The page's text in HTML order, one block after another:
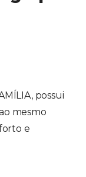
possui
mesmo
e